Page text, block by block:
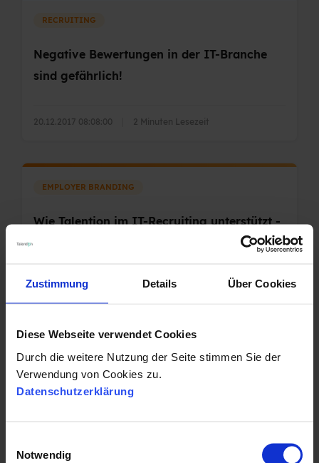
Zustimmung Details Über Cookies
Diese Webseite verwendet Cookies
Durch die weitere Nutzung der Seite stimmen Sie der
Verwendung von Cookies zu.
Datenschutzerklärung
Notwendig
RECRUITING
Negative Bewertungen in der IT-Branche
sind gefährlich!
20.12.2017 08:08:00 2 Minuten Lesezeit
EMPLOYER BRANDING
Wie Talention im IT-Recruiting unterstützt -
19.12.2017 17:46:50 3 Minuten Lesezeit
MULTIPOSTING
Bessere Ergebnisse in der IT-Rekrutierung
18.12.2017 08:14:00